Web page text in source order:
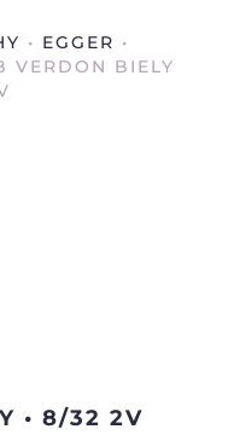
• EGGER •
VERDON BIELY
• 8/32 2V